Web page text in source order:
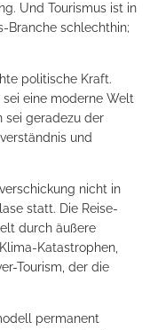
Und Tourismus ist in
Branche schlechthin;
politische Kraft.
eine moderne Welt
sei geradezu der
und
nicht in
statt. Die Reise-
durch äußere
Katastrophen,
Tourism, der die
permanent